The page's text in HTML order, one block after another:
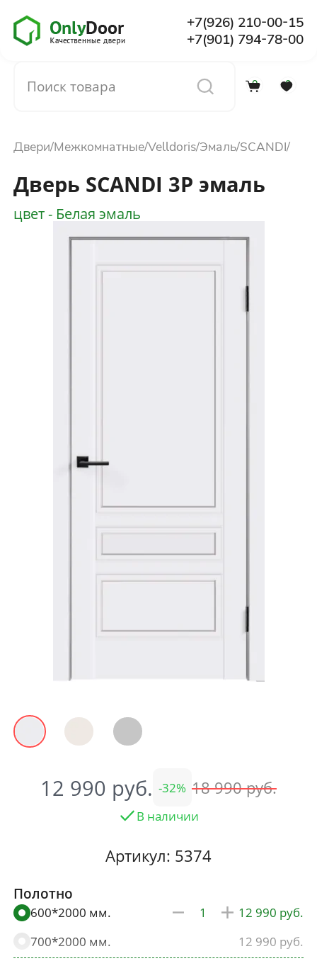
+7(926) 210-00-15
+7(901) 794-78-00
0 0
О компании
Установка
Двери Межкомнатные Velldoris Эмаль SCANDI
Дверь SCANDI 3P эмаль
цвет - Белая эмаль
12 990 32 18 990
В наличии
Артикул: 5374
Полотно
600*2000 мм.
12 990
700*2000 мм.
12 990